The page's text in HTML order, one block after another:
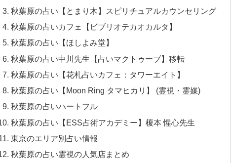
秋葉原の占い【とまり木】スピリチュアルカウンセリング
秋葉原の占いカフェ【ビブリオテカオカルタ】
秋葉原の占い【ほしよみ堂】
秋葉原の占い中川先生【占いマクトゥーブ】移転
秋葉原の占い【花札占いカフェ：タワーエイト】
秋葉原の占い【Moon Ring タマヒカリ】 (霊視・霊媒)
秋葉原の占いハートフル
秋葉原の占い【ESS占術アカデミー】榎本 惺心先生
東京のエリア別占い情報
秋葉原の占い霊視の人気店まとめ